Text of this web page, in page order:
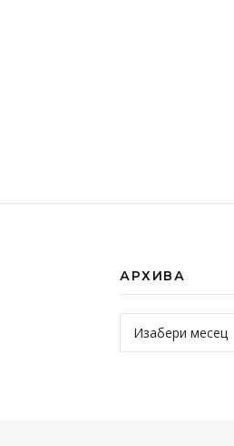
АРХИВА
Архива